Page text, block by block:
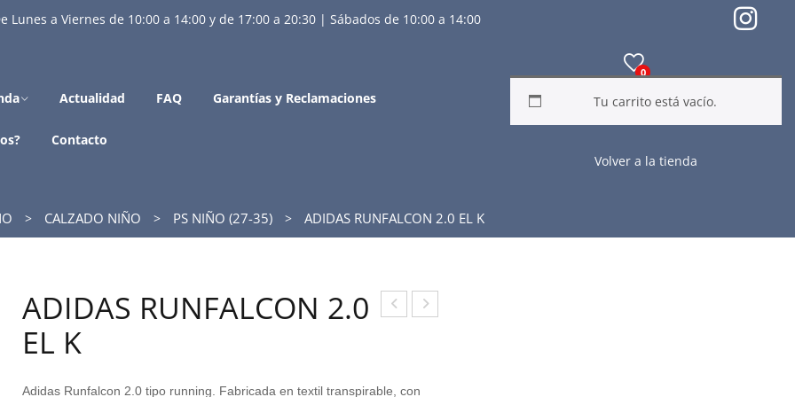
Lunes a Viernes de 10:00 a 14:00 y de 17:00 a 20:30 | Sábados de 10:00 a 14:00
Actualidad FAQ Garantías y Reclamaciones
Contacto
0
Tu carrito está vacío.
Volver a la tienda
CALZADO NIÑO PS NIÑO (27-35) ADIDAS RUNFALCON 2.0 EL K
ADIDAS RUNFALCON 2.0
EL K
Adidas Runfalcon 2.0 tipo running. Fabricada en textil transpirable, con